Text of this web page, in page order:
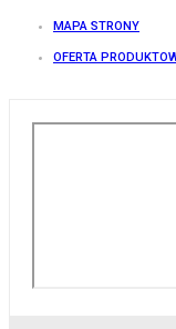
MAPA STRONY
OFERTA